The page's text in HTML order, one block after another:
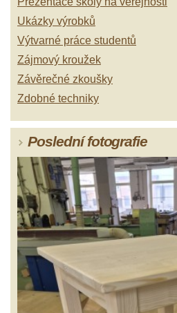
Ukázky výrobků
Výtvarné práce studentů
Zájmový kroužek
Závěrečné zkoušky
Zdobné techniky
Poslední fotografie